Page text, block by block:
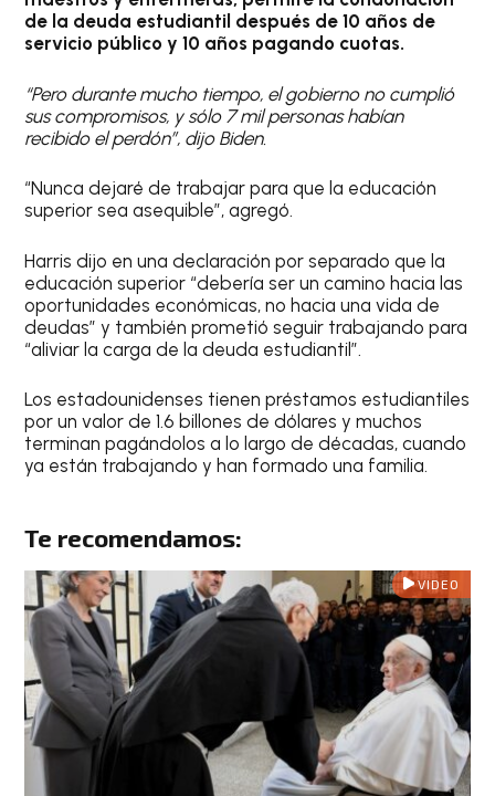
de la deuda estudiantil después de 10 años de
servicio público y 10 años pagando cuotas.
“Pero durante mucho tiempo, el gobierno no cumplió
sus compromisos, y sólo 7 mil personas habían
recibido el perdón”, dijo Biden.
“Nunca dejaré de trabajar para que la educación
superior sea asequible”, agregó.
Harris dijo en una declaración por separado que la
educación superior “debería ser un camino hacia las
oportunidades económicas, no hacia una vida de
deudas” y también prometió seguir trabajando para
“aliviar la carga de la deuda estudiantil”.
Los estadounidenses tienen préstamos estudiantiles
por un valor de 1.6 billones de dólares y muchos
terminan pagándolos a lo largo de décadas, cuando
ya están trabajando y han formado una familia.
Te recomendamos:
VIDEO